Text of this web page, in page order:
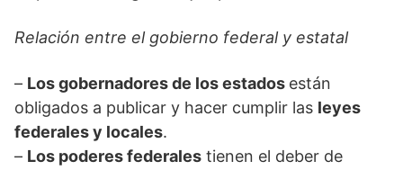
Relación entre el gobierno federal y estatal
– Los gobernadores de los estados están
obligados a publicar y hacer cumplir las leyes
federales y locales.
– Los poderes federales tienen el deber de